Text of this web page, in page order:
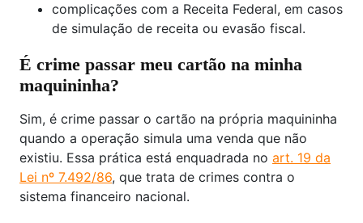
complicações com a Receita Federal, em casos
de simulação de receita ou evasão fiscal.
É crime passar meu cartão na minha
maquininha?
Sim, é crime passar o cartão na própria maquininha
quando a operação simula uma venda que não
existiu. Essa prática está enquadrada no art. 19 da
Lei nº 7.492/86, que trata de crimes contra o
sistema financeiro nacional.